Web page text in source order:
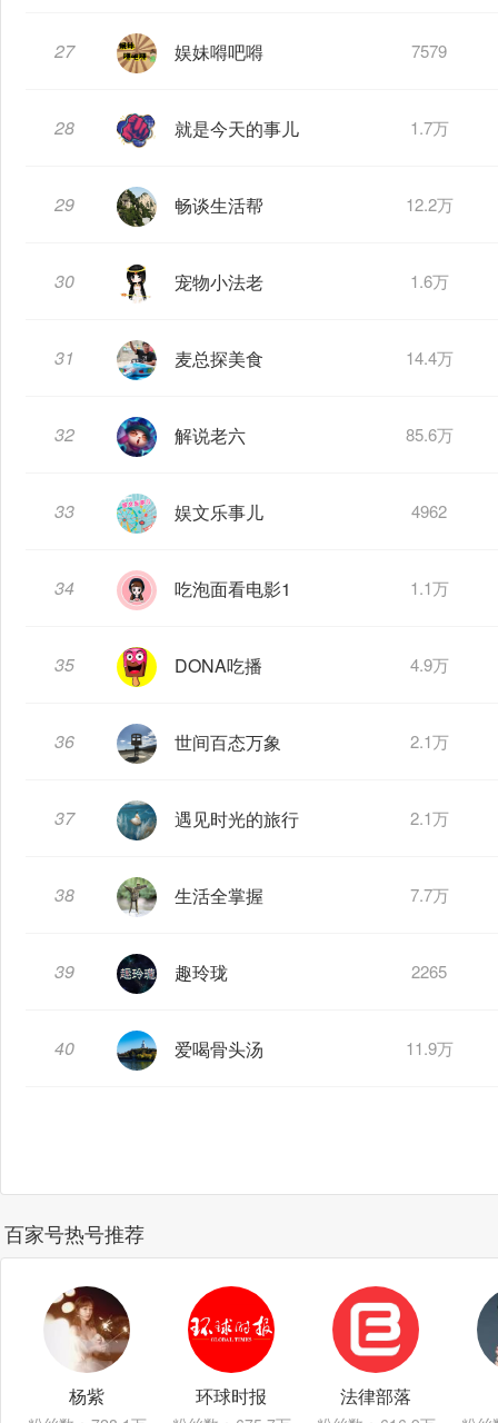
27 娱妹嘚吧嘚 7579
28 就是今天的事儿 1.7万
29 畅谈生活帮 12.2万
30 宠物小法老 1.6万
31 麦总探美食 14.4万
32 解说老六 85.6万
33 娱文乐事儿 4962
34 吃泡面看电影1 1.1万
35 DONA吃播 4.9万
36 世间百态万象 2.1万
37 遇见时光的旅行 2.1万
38 生活全掌握 7.7万
39 趣玲珑 2265
40 爱喝骨头汤 11.9万
百家号热号推荐
杨紫 环球时报 法律部落